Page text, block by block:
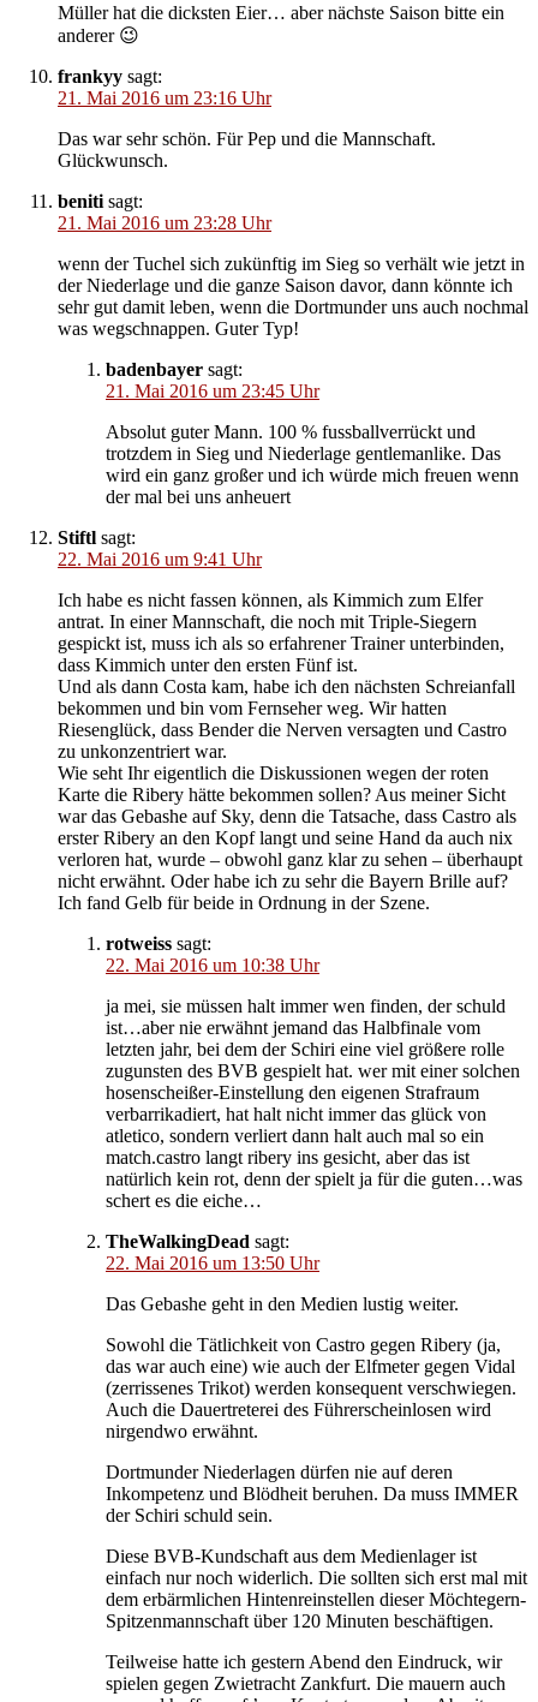
Müller hat die dicksten Eier… aber nächste Saison bitte ein
anderer 😉
frankyy sagt:
21. Mai 2016 um 23:16 Uhr
Das war sehr schön. Für Pep und die Mannschaft.
Glückwunsch.
beniti sagt:
21. Mai 2016 um 23:28 Uhr
wenn der Tuchel sich zukünftig im Sieg so verhält wie jetzt in
der Niederlage und die ganze Saison davor, dann könnte ich
sehr gut damit leben, wenn die Dortmunder uns auch nochmal
was wegschnappen. Guter Typ!
badenbayer sagt:
21. Mai 2016 um 23:45 Uhr
Absolut guter Mann. 100 % fussballverrückt und
trotzdem in Sieg und Niederlage gentlemanlike. Das
wird ein ganz großer und ich würde mich freuen wenn
der mal bei uns anheuert
Stiftl sagt:
22. Mai 2016 um 9:41 Uhr
Ich habe es nicht fassen können, als Kimmich zum Elfer
antrat. In einer Mannschaft, die noch mit Triple-Siegern
gespickt ist, muss ich als so erfahrener Trainer unterbinden,
dass Kimmich unter den ersten Fünf ist.
Und als dann Costa kam, habe ich den nächsten Schreianfall
bekommen und bin vom Fernseher weg. Wir hatten
Riesenglück, dass Bender die Nerven versagten und Castro
zu unkonzentriert war.
Wie seht Ihr eigentlich die Diskussionen wegen der roten
Karte die Ribery hätte bekommen sollen? Aus meiner Sicht
war das Gebashe auf Sky, denn die Tatsache, dass Castro als
erster Ribery an den Kopf langt und seine Hand da auch nix
verloren hat, wurde – obwohl ganz klar zu sehen – überhaupt
nicht erwähnt. Oder habe ich zu sehr die Bayern Brille auf?
Ich fand Gelb für beide in Ordnung in der Szene.
rotweiss sagt:
22. Mai 2016 um 10:38 Uhr
ja mei, sie müssen halt immer wen finden, der schuld
ist…aber nie erwähnt jemand das Halbfinale vom
letzten jahr, bei dem der Schiri eine viel größere rolle
zugunsten des BVB gespielt hat. wer mit einer solchen
hosenscheißer-Einstellung den eigenen Strafraum
verbarrikadiert, hat halt nicht immer das glück von
atletico, sondern verliert dann halt auch mal so ein
match.castro langt ribery ins gesicht, aber das ist
natürlich kein rot, denn der spielt ja für die guten…was
schert es die eiche…
TheWalkingDead sagt:
22. Mai 2016 um 13:50 Uhr
Das Gebashe geht in den Medien lustig weiter.
Sowohl die Tätlichkeit von Castro gegen Ribery (ja,
das war auch eine) wie auch der Elfmeter gegen Vidal
(zerrissenes Trikot) werden konsequent verschwiegen.
Auch die Dauertreterei des Führerscheinlosen wird
nirgendwo erwähnt.
Dortmunder Niederlagen dürfen nie auf deren
Inkompetenz und Blödheit beruhen. Da muss IMMER
der Schiri schuld sein.
Diese BVB-Kundschaft aus dem Medienlager ist
einfach nur noch widerlich. Die sollten sich erst mal mit
dem erbärmlichen Hintenreinstellen dieser Möchtegern-
Spitzenmannschaft über 120 Minuten beschäftigen.
Teilweise hatte ich gestern Abend den Eindruck, wir
spielen gegen Zwietracht Zankfurt. Die mauern auch